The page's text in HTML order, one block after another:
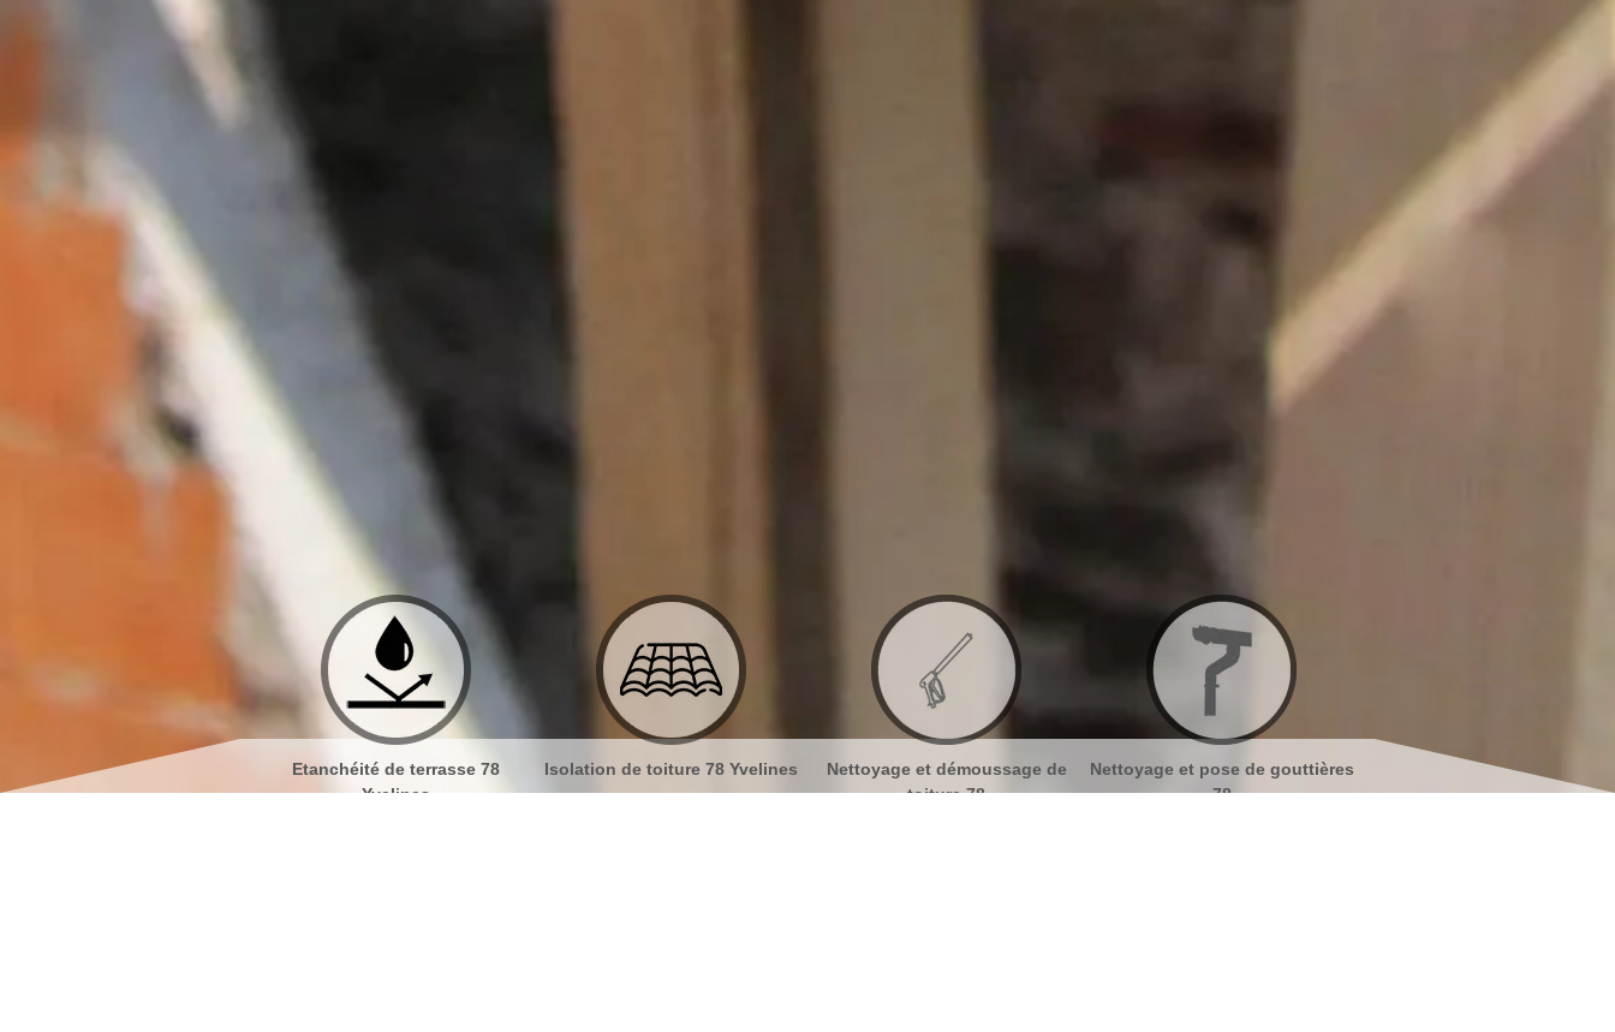
Etanchéité de terrasse 78
Yvelines
Isolation de toiture 78 Yvelines
Nettoyage et démoussage de
toiture 78
Nettoyage et pose de gouttières
78
Nettoyage et ravalement de
façades 78
Peinture sur tuiles